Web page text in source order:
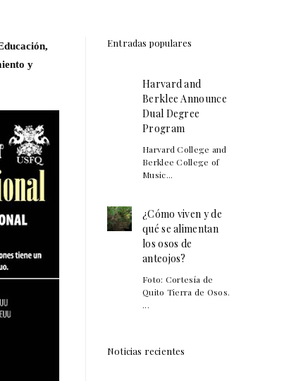
y
Entradas populares
Harvard and
Berklee Announce
Dual Degree
Program
Harvard College and
Berklee College of
Music...
¿Cómo viven y de
qué se alimentan
los osos de
anteojos?
Foto: Cortesía de
Quito Tierra de Osos.
...
Noticias recientes